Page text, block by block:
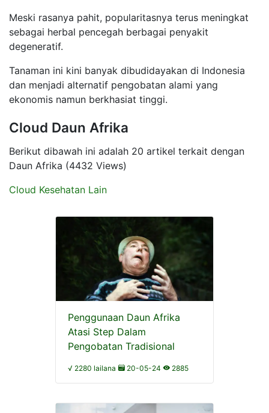
Meski rasanya pahit, popularitasnya terus meningkat
sebagai herbal pencegah berbagai penyakit
degeneratif.
Tanaman ini kini banyak dibudidayakan di Indonesia
dan menjadi alternatif pengobatan alami yang
ekonomis namun berkhasiat tinggi.
Cloud Daun Afrika
Berikut dibawah ini adalah 20 artikel terkait dengan
Daun Afrika (4432 Views)
Cloud Kesehatan Lain
Penggunaan Daun Afrika
Atasi Step Dalam
Pengobatan Tradisional
√ 2280 lailana 20-05-24 2885